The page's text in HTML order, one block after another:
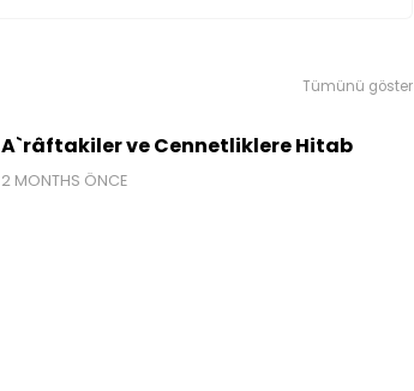
Tümünü göster
A`râftakiler ve Cennetliklere Hitab
2 MONTHS ÖNCE